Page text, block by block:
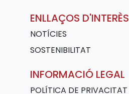
ENLLAÇOS D'INTERÈS
NOTÍCIES
SOSTENIBILITAT
INFORMACIÓ LEGAL
POLÍTICA DE PRIVACITAT